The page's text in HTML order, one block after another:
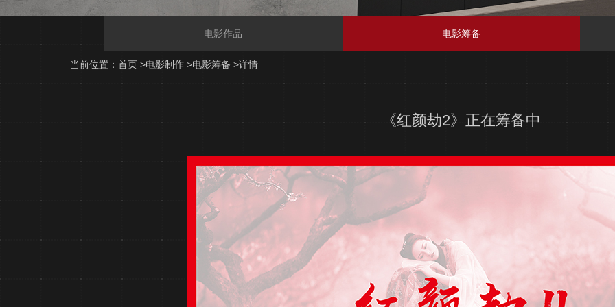
电影作品 电影筹备
当前位置： 首页 >电影制作 >电影筹备 >详情
《红颜劫2》正在筹备中